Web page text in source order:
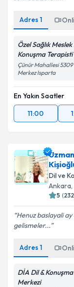
Adres 1
Özel Sağlık
Konuşma
Çünür Mahallesi 5309
Merkez Isparta
En Yakın Saatler
11:00
Dil ve
Ankara
5 (232
Henuz baslayali
gelismeler...
Adres 1
DİA Dil &
Merkezi